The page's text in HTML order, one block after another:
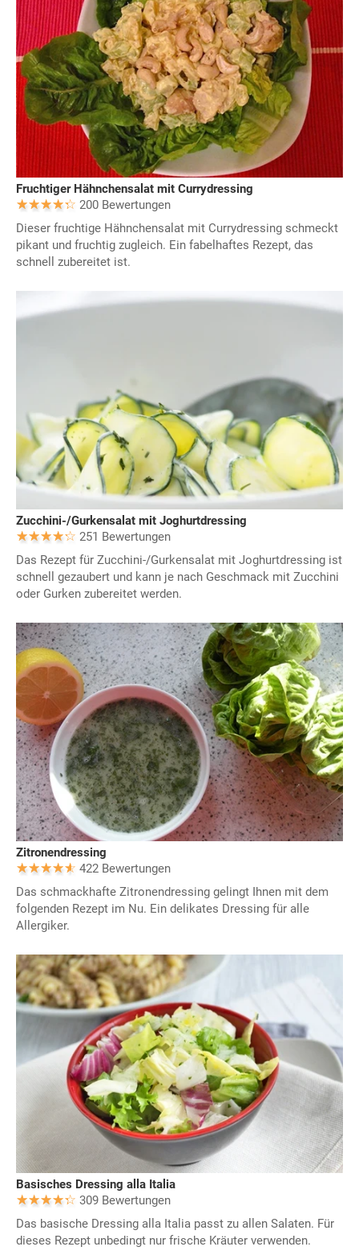
Fruchtiger Hähnchensalat mit Currydressing
200 Bewertungen
Dieser fruchtige Hähnchensalat mit Currydressing schmeckt
pikant und fruchtig zugleich. Ein fabelhaftes Rezept, das
schnell zubereitet ist.
Zucchini-/Gurkensalat mit Joghurtdressing
251 Bewertungen
Das Rezept für Zucchini-/Gurkensalat mit Joghurtdressing ist
schnell gezaubert und kann je nach Geschmack mit Zucchini
oder Gurken zubereitet werden.
Zitronendressing
422 Bewertungen
Das schmackhafte Zitronendressing gelingt Ihnen mit dem
folgenden Rezept im Nu. Ein delikates Dressing für alle
Allergiker.
Basisches Dressing alla Italia
309 Bewertungen
Das basische Dressing alla Italia passt zu allen Salaten. Für
dieses Rezept unbedingt nur frische Kräuter verwenden.